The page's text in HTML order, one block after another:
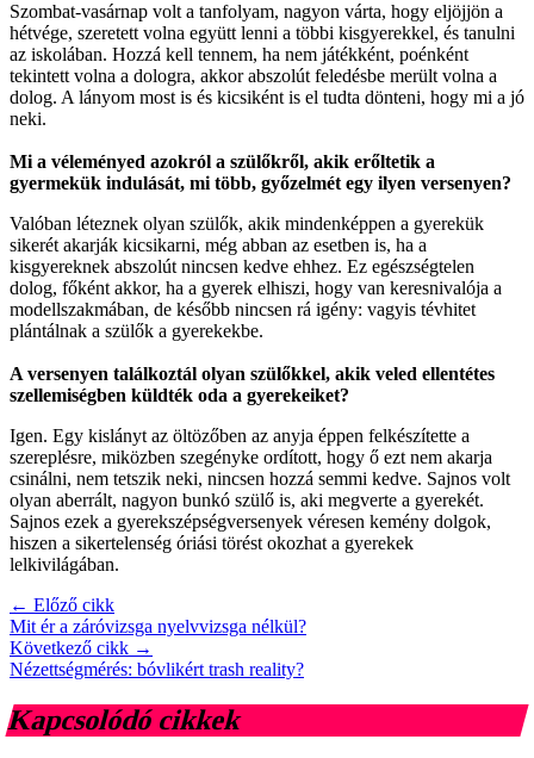
Szombat-vasárnap volt a tanfolyam, nagyon várta, hogy eljöjjön a
hétvége, szeretett volna együtt lenni a többi kisgyerekkel, és tanulni
az iskolában. Hozzá kell tennem, ha nem játékként, poénként
tekintett volna a dologra, akkor abszolút feledésbe merült volna a
dolog. A lányom most is és kicsiként is el tudta dönteni, hogy mi a jó
neki.
Mi a véleményed azokról a szülőkről, akik erőltetik a
gyermekük indulását, mi több, győzelmét egy ilyen versenyen?
Valóban léteznek olyan szülők, akik mindenképpen a gyerekük
sikerét akarják kicsikarni, még abban az esetben is, ha a
kisgyereknek abszolút nincsen kedve ehhez. Ez egészségtelen
dolog, főként akkor, ha a gyerek elhiszi, hogy van keresnivalója a
modellszakmában, de később nincsen rá igény: vagyis tévhitet
plántálnak a szülők a gyerekekbe.
A versenyen találkoztál olyan szülőkkel, akik veled ellentétes
szellemiségben küldték oda a gyerekeiket?
Igen. Egy kislányt az öltözőben az anyja éppen felkészítette a
szereplésre, miközben szegényke ordított, hogy ő ezt nem akarja
csinálni, nem tetszik neki, nincsen hozzá semmi kedve. Sajnos volt
olyan aberrált, nagyon bunkó szülő is, aki megverte a gyerekét.
Sajnos ezek a gyerekszépségversenyek véresen kemény dolgok,
hiszen a sikertelenség óriási törést okozhat a gyerekek
lelkivilágában.
← Előző cikk
Mit ér a záróvizsga nyelvvizsga nélkül?
Következő cikk →
Nézettségmérés: bóvlikért trash reality?
Kapcsolódó cikkek